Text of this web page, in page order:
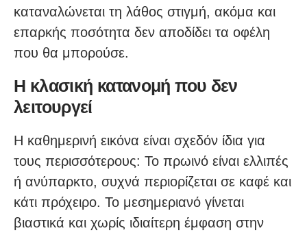
καταναλώνεται τη λάθος στιγμή, ακόμα και
επαρκής ποσότητα δεν αποδίδει τα οφέλη
που θα μπορούσε.
Η κλασική κατανομή που δεν
λειτουργεί
Η καθημερινή εικόνα είναι σχεδόν ίδια για
τους περισσότερους: Το πρωινό είναι ελλιπές
ή ανύπαρκτο, συχνά περιορίζεται σε καφέ και
κάτι πρόχειρο. Το μεσημεριανό γίνεται
βιαστικά και χωρίς ιδιαίτερη έμφαση στην